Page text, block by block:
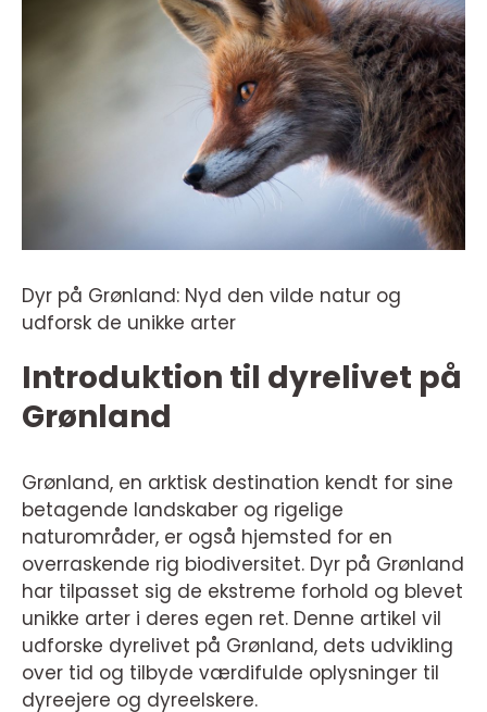
Dyr på Grønland: Nyd den vilde natur og
udforsk de unikke arter
Introduktion til dyrelivet på
Grønland
Grønland, en arktisk destination kendt for sine
betagende landskaber og rigelige
naturområder, er også hjemsted for en
overraskende rig biodiversitet. Dyr på Grønland
har tilpasset sig de ekstreme forhold og blevet
unikke arter i deres egen ret. Denne artikel vil
udforske dyrelivet på Grønland, dets udvikling
over tid og tilbyde værdifulde oplysninger til
dyreejere og dyreelskere.